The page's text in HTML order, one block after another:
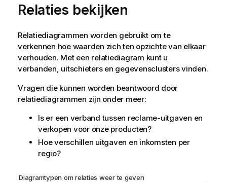
Relaties bekijken
Relatiediagrammen worden gebruikt om te
verkennen hoe waarden zich ten opzichte van elkaar
verhouden. Met een relatiediagram kunt u
verbanden, uitschieters en gegevensclusters vinden.
Vragen die kunnen worden beantwoord door
relatiediagrammen zijn onder meer:
Is er een verband tussen reclame-uitgaven en
verkopen voor onze producten?
Hoe verschillen uitgaven en inkomsten per
regio?
Diagramtypen om relaties weer te geven